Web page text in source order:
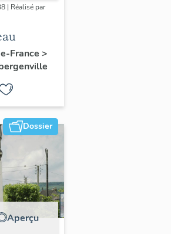
| Réalisé par
France >
Dossier
Aperçu